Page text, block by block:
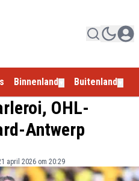
Binnenland Buitenland
OHL-
Antwerp
april 2026 om 20:29